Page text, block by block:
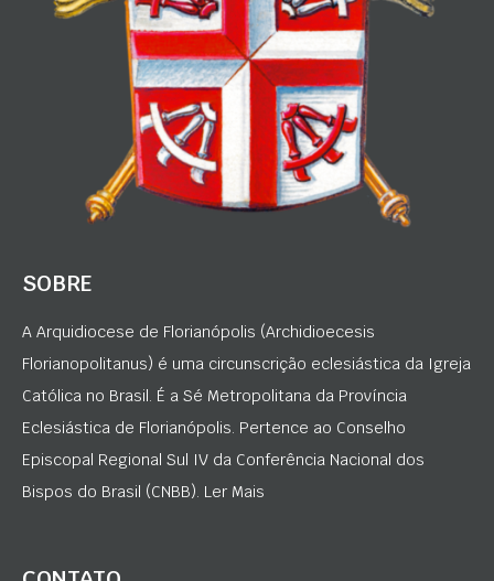
SOBRE
A Arquidiocese de Florianópolis (Archidioecesis
Florianopolitanus) é uma circunscrição eclesiástica da Igreja
Católica no Brasil. É a Sé Metropolitana da Província
Eclesiástica de Florianópolis. Pertence ao Conselho
Episcopal Regional Sul IV da Conferência Nacional dos
Bispos do Brasil (CNBB). Ler Mais